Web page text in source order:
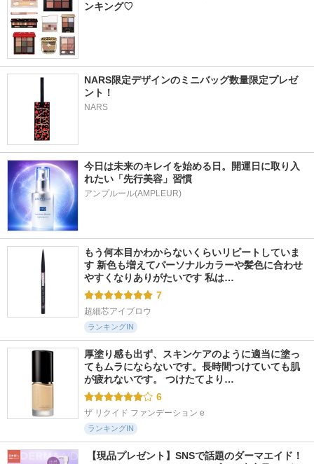
ンキング♡
NARS限定デザインのミニバッグ数量限定プレゼ
ント！
NARS
今日は未来のキレイを始める日。開運日に取り入
れたい「先行美容」習慣
アンプルール(AMPLEUR)
もう何本目かわからないくらいリピートしていま
す 新色も増えてパーソナルカラーや髪色に合わせ
やすくなりありがたいです 私は…
7
超細芯アイブロウ
ランキングIN
厚塗り感も出ず、スキンケアのように適当に塗っ
てもムラにならないです。長時間つけていても肌
が疲れないです。 つけたてより…
6
ザ リクイド ファンデーション e
ランキングIN
【現品プレゼント】SNSで話題のダーマエイド！